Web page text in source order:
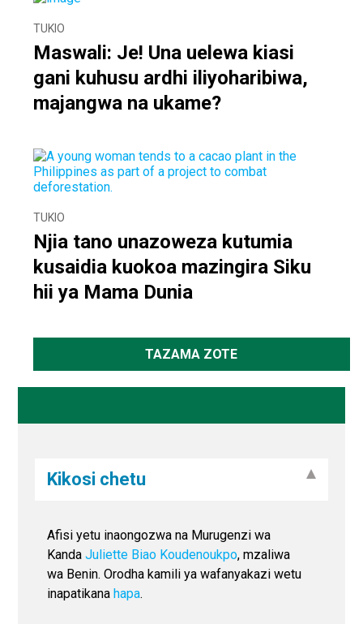
TUKIO
Maswali: Je! Una uelewa kiasi
gani kuhusu ardhi iliyoharibiwa,
majangwa na ukame?
TUKIO
Njia tano unazoweza kutumia
kusaidia kuokoa mazingira Siku
hii ya Mama Dunia
TAZAMA ZOTE
Kikosi chetu
Afisi yetu inaongozwa na Murugenzi wa
Kanda Juliette Biao Koudenoukpo, mzaliwa
wa Benin. Orodha kamili ya wafanyakazi wetu
inapatikana hapa.